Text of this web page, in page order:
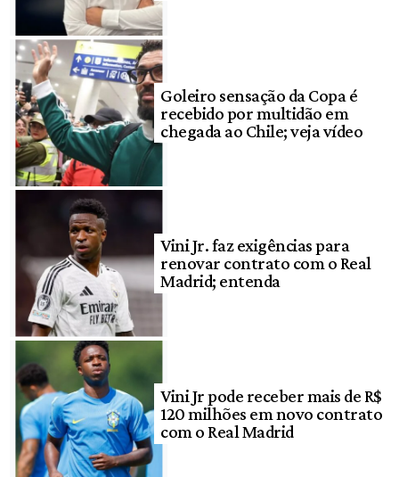
Goleiro sensação da Copa é
recebido por multidão em
chegada ao Chile; veja vídeo
Vini Jr. faz exigências para
renovar contrato com o Real
Madrid; entenda
Vini Jr pode receber mais de R$
120 milhões em novo contrato
com o Real Madrid